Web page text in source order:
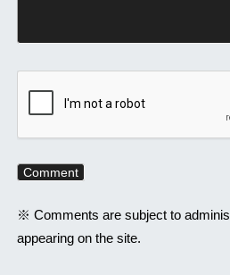
※ Comments are subject to
appearing on the site.